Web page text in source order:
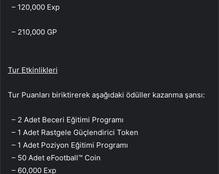
– 120,000 Exp
– 210,000 GP
Tur Etkinlikleri
Tur Puanları biriktirerek aşağıdaki ödüller kazanma şansı:
– 2 Adet Beceri Eğitimi Programı
– 1 Adet Rastgele Güçlendirici Token
– 1 Adet Poziyon Eğitimi Programı
– 50 Adet eFootball™ Coin
– 60,000 Exp